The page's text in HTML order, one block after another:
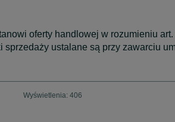
oferty handlowej w rozumieniu
ustalane są przy zawarciu
Wyświetlenia: 406